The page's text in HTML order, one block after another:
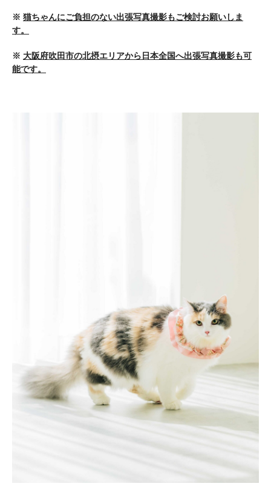
※ 猫ちゃんにご負担のない出張写真撮影もご検討お願いしま
す。
※ 大阪府吹田市の北摂エリアから日本全国へ出張写真撮影も可
能です。